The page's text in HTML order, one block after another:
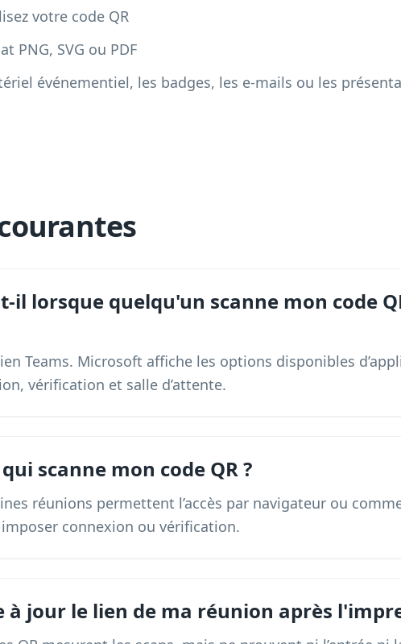
votre code QR
PNG, SVG ou PDF
événementiel, les badges, les e-mails ou les
t-il lorsque quelqu'un scanne mon code
Teams. Microsoft affiche les options disponibles
vérification et salle d’attente.
scanne mon code QR ?
réunions permettent l’accès par navigateur ou
connexion ou vérification.
à jour le lien de ma réunion après